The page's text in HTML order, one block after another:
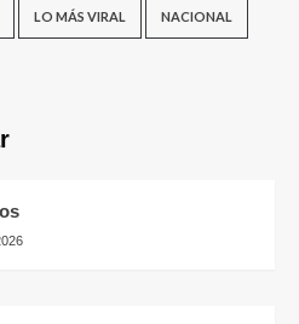
LO MÁS VIRAL NACIONAL